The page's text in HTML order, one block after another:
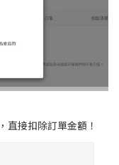
直接扣除訂單金額！